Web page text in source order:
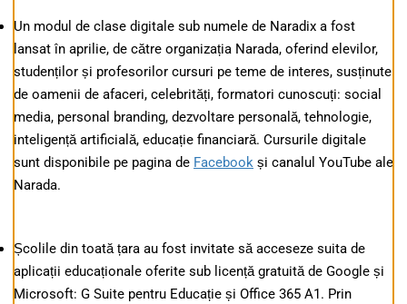
Un modul de clase digitale sub numele de Naradix a fost
lansat în aprilie, de către organizația Narada, oferind elevilor,
studenților și profesorilor cursuri pe teme de interes, susținute
de oamenii de afaceri, celebrități, formatori cunoscuți: social
media, personal branding, dezvoltare personală, tehnologie,
inteligență artificială, educație financiară. Cursurile digitale
sunt disponibile pe pagina de Facebook și canalul YouTube ale
Narada.
Școlile din toată țara au fost invitate să acceseze suita de
aplicații educaționale oferite sub licență gratuită de Google și
Microsoft: G Suite pentru Educație și Office 365 A1. Prin